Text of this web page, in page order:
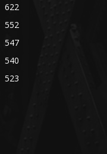
622
552
547
540
523